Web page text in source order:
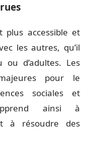
plus accessible et
les autres, qu’il
ou d’adultes. Les
pour le
sociales et
ainsi à
à résoudre des